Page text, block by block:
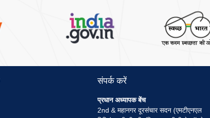
संपर्क करें
प्रधान अध्यापक बेंच
2nd & महानगर दूरसंचार सदन (एमटीएनएल